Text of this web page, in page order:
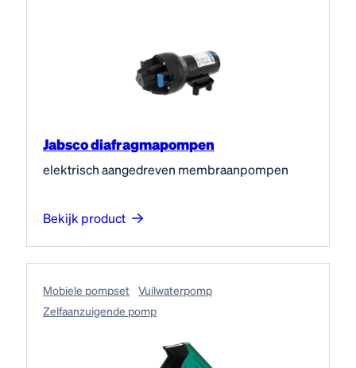
Jabsco diafragmapompen
elektrisch aangedreven membraanpompen
Bekijk product
Mobiele pompset
Vuilwaterpomp
Zelfaanzuigende pomp